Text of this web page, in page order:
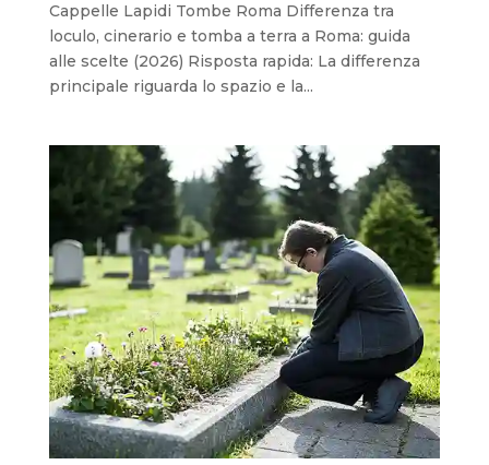
Cappelle Lapidi Tombe Roma Differenza tra
loculo, cinerario e tomba a terra a Roma: guida
alle scelte (2026) Risposta rapida: La differenza
principale riguarda lo spazio e la...